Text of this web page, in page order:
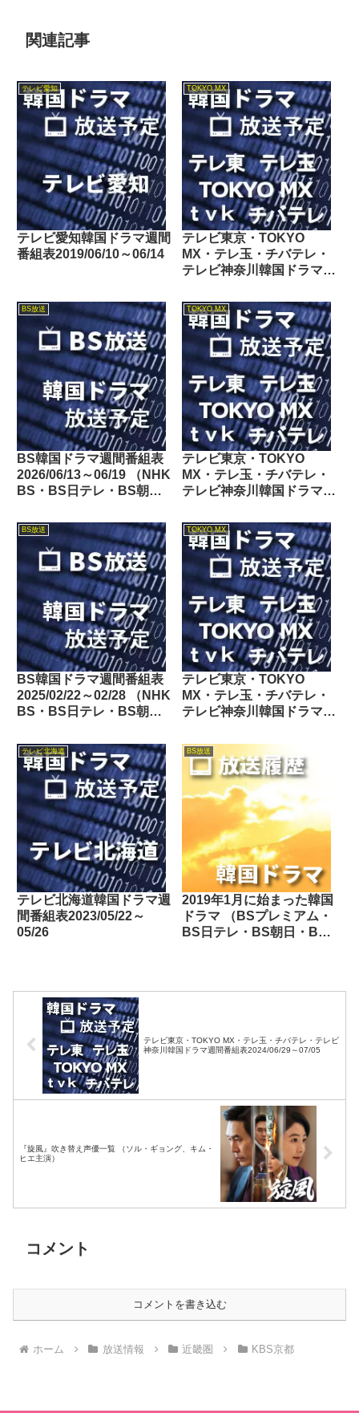
関連記事
テレビ愛知
テレビ愛知韓国ドラマ週間
番組表2019/06/10～06/14
TOKYO MX
テレビ東京・TOKYO
MX・テレ玉・チバテレ・
テレビ神奈川韓国ドラマ週
01/15
BS放送
BS韓国ドラマ週間番組表
2026/06/13～06/19 （NHK
BS・BS日テレ・BS朝
東・BSフジ）
TOKYO MX
テレビ東京・TOKYO
MX・テレ玉・チバテレ・
テレビ神奈川韓国ドラマ週
05/08
BS放送
BS韓国ドラマ週間番組表
2025/02/22～02/28 （NHK
BS・BS日テレ・BS朝
東・BSフジ）
TOKYO MX
テレビ東京・TOKYO
MX・テレ玉・チバテレ・
テレビ神奈川韓国ドラマ週
10/20
テレビ北海道
テレビ北海道韓国ドラマ週
間番組表2023/05/22～
05/26
BS放送
2019年1月に始まった韓国
ドラマ （BSプレミアム・
BS日テレ・BS朝日・BS-
MX・テレ玉・チバテレ・
知・テレビ北海道）
テレビ東京・TOKYO MX・テレ玉・チバテレ・テレビ
神奈川韓国ドラマ週間番組表2024/06/29～07/05
『旋風』吹き替え声優一覧 （ソル・ギョング、キム・
ヒエ主演）
コメント
コメントを書き込む
ホーム 放送情報 近畿圏 KBS京都